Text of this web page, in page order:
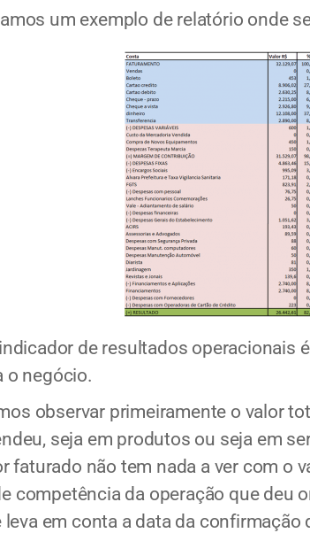
um exemplo de relatório onde
de resultados operacionais
o negócio.
observar primeiramente o valor
seja em produtos ou seja em
faturado não tem nada a ver com o
competência da operação que deu
leva em conta a data da